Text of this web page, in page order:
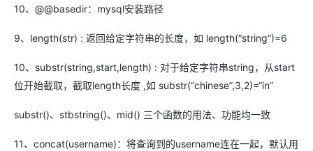
10、@@basedir：mysql安装路径
9、length(str) : 返回给定字符串的长度，如 length(“string”)=6
10、substr(string,start,length) : 对于给定字符串string，从start
位开始截取，截取length长度 ,如 substr(“chinese”,3,2)=“in”
substr()、stbstring()、mid() 三个函数的用法、功能均一致
11、concat(username)：将查询到的username连在一起，默认用